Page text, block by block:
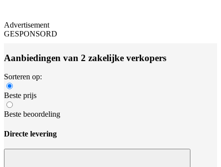
Advertisement
GESPONSORD
Aanbiedingen van 2 zakelijke verkopers
Sorteren op:
Beste prijs
Beste beoordeling
Directe levering